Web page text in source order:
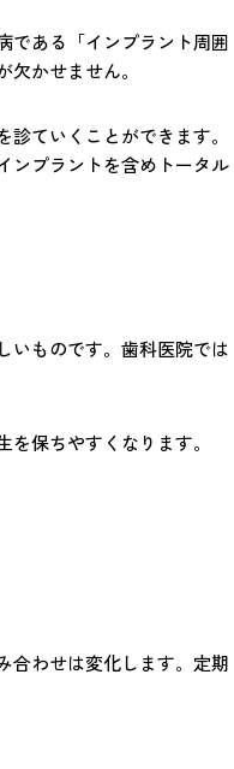
である「インプラント周囲
かせません。
ていくことができます。
ンプラントを含めトータル
いものです。歯科医院では
保ちやすくなります。
合わせは変化します。定期